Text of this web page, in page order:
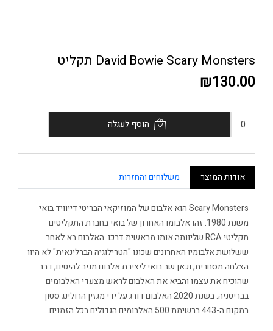
David Bowie Scary Monsters תקליט
₪130.00
הוסף לעגלה
אודות המוצר משלוחים והחזרות
Scary Monsters הוא אלבום של המוזיקאי הבריטי דייוויד בואי
משנת 1980. זהו אלבומו האחרון של בואי בחברת התקליטים
תקליטי RCA שליוותה אותו מראשית דרכו. האלבום בא לאחר
ששלושת אלבומיו האחרונים שכונו "הטרילוגיה הברלינאית" לא היוו
הצלחה מסחרית, וכאן שב בואי ליצירת אלבום מניב להיטים, דבר
שהוכיח את עצמו והביא את האלבום לראש מצעדי האלבומים
בבריטניה. בשנת 2020 האלבום דורג על ידי מגזין הרולינג סטון
במקום ה-443 ברשימת 500 האלבומים הגדולים בכל הזמנים.